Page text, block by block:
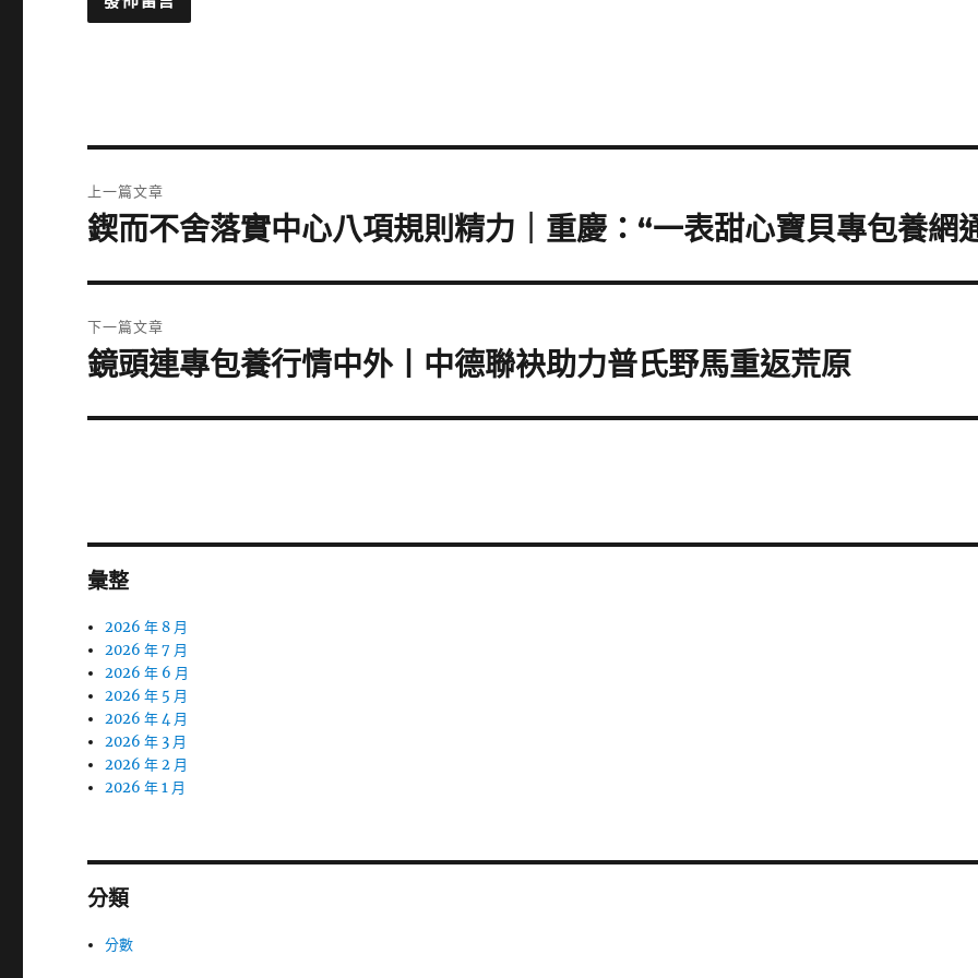
章
上一篇文章
上
篇
文
章:
鍥而不舍落實中心八項規則精力｜重慶：“一表甜心寶貝專包養網
下一篇文章
下
篇
鏡頭連專包養行情中外丨中德聯袂助力普氏野馬重返荒原
彙整
2026 年 8 月
2026 年 7 月
2026 年 6 月
2026 年 5 月
2026 年 4 月
2026 年 3 月
2026 年 2 月
2026 年 1 月
分類
分數